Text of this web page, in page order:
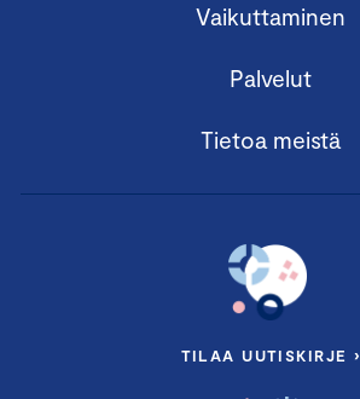
Vaikuttaminen
Palvelut
Tietoa meistä
TILAA UUTISKIRJE ›